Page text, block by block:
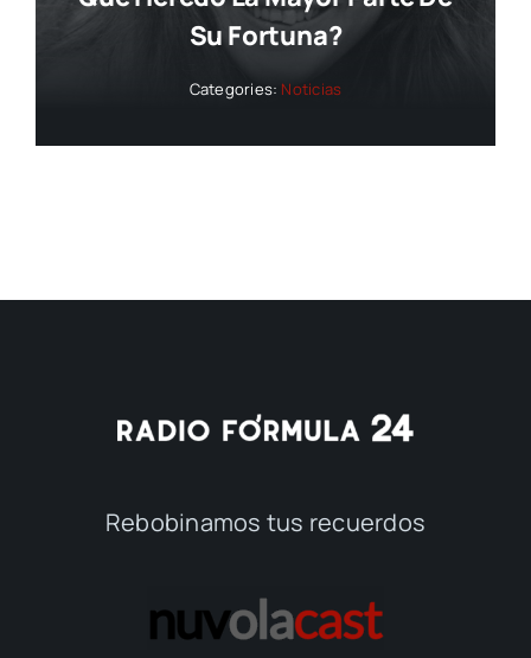
Su Fortuna?
Categories: Noticias
Rebobinamos tus recuerdos